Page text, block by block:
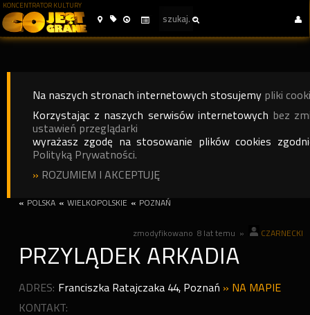
KONCENTRATOR KULTURY
Na naszych stronach internetowych stosujemy pliki
Korzystając z naszych serwisów internetowych bez
ustawień przeglądarki
wyrażasz zgodę na stosowanie plików cookies
Polityką Prywatności.
» ROZUMIEM I AKCEPTUJĘ
« POLSKA « WIELKOPOLSKIE « POZNAŃ
zmodyfikowano 8 lat temu » CZARNECKI
PRZYLĄDEK ARKADIA
ADRES: Franciszka Ratajczaka 44, Poznań » NA MAPIE
KONTAKT: